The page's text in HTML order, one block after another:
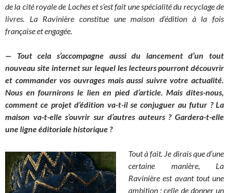
de la cité royale de Loches et s’est fait une spécialité du recyclage de
livres. La Ravinière constitue une maison d’édition à la fois
française et engagée.
— Tout cela s’accompagne aussi du lancement d’un tout
nouveau site internetsur lequel les lecteurs pourront découvrir
et commander vos ouvrages mais aussi suivre votre actualité.
Nous en fournirons le lien en pied d’article. Mais dites-nous,
comment ce projet d’édition va-t-il se conjuguer au futur ? La
maison va-t-elle s’ouvrir sur d’autres auteurs ? Gardera-t-elle
une ligne éditoriale historique ?
Tout à fait. Je dirais que d’une
certaine manière, La
Ravinière est avant tout une
ambition : celle de donner un